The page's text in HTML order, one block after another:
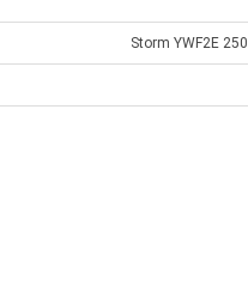
Storm YWF2E 250